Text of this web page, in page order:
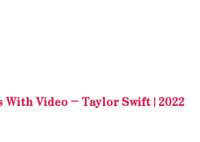
Video – Taylor Swift | 2022